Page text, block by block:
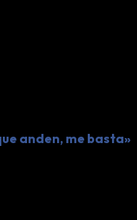
anden, me basta»